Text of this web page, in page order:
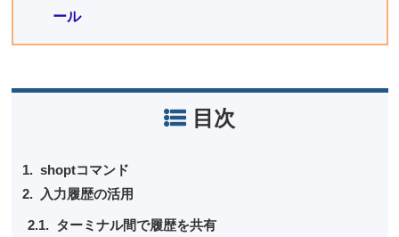
ール
目次
shoptコマンド
入力履歴の活用
ターミナル間で履歴を共有